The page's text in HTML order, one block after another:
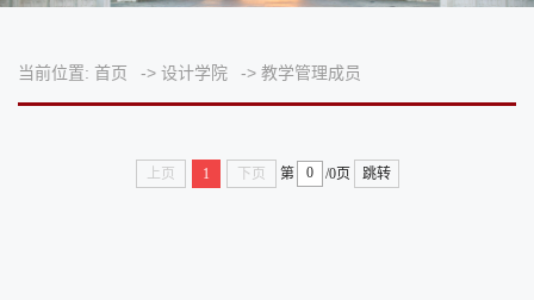
当前位置: 首页 -> 设计学院 -> 教学管理成员
上页 1 下页 第 /0页 跳转